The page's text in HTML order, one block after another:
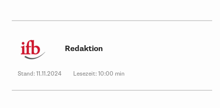
Redaktion
Stand: 11.11.2024 Lesezeit: 10:00 min